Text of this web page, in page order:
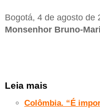
Bogotá, 4 de agosto de
Monsenhor Bruno-
Leia mais
Colômbia. “É